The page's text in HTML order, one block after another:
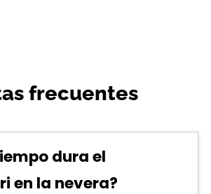
frecuentes
dura el
en la nevera?